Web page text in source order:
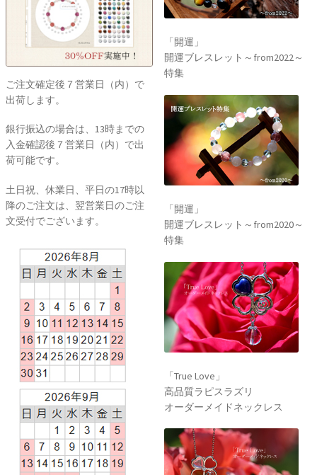
ご注文確定後７営業日（内）で
出荷します。
銀行振込の場合は、13時までの
入金確認後７営業日（内）で出
荷可能です。
土日祝、休業日、平日の17時以
降のご注文は、翌営業日のご注
文受付でございます。
「開運」
開運ブレスレット～from2022～
特集
「開運」
開運ブレスレット～from2020～
特集
「True Love」
高品質ラピスラズリ
オーダーメイドネックレス